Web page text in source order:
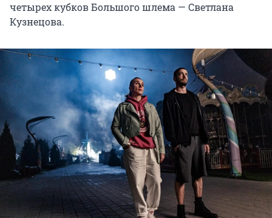
четырех кубков Большого шлема — Светлана
Кузнецова.